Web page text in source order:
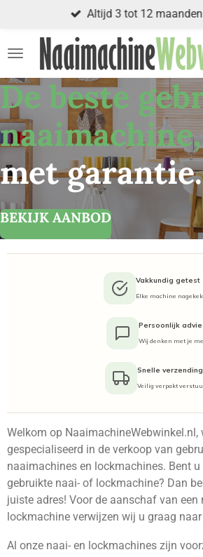
naar
hoofdinhoud
Altijd 3 tot 12
De beste
naaimachine,
met garantie.
BEKIJK AANBOD
Vakkundig getest
Elke machine
Persoonlijk
Wij denken met je
Snelle verzending
Veilig verpakt
Welkom op NaaimachineWebwinkel.nl,
gespecialiseerd in de verkoop van
naaimachines en lockmachines. Bent u
gebruikte naai- of lockmachine? Dan
juiste adres! Voor de aanschaf van een
lockmachine verwijzen wij u graag naar
Al onze naai- en lockmachines zijn